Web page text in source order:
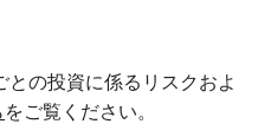
との投資に係るリスクおよ
をご覧ください。